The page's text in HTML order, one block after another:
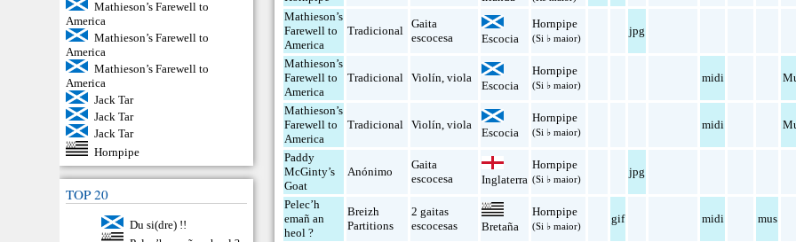
Mathieson’s Farewell to
America
Mathieson’s Farewell to
America
Mathieson’s Farewell to
America
Jack Tar
Jack Tar
Jack Tar
Hornpipe
TOP 20
Du si(dre) !!
Mathieson’s
Farewell to
America
Tradicional
Gaita
escocesa
Escocia
Hornpipe
(Si ♭ maior)
jpg
Mathieson’s
Farewell to
America
Tradicional Violín ,viola
Escocia
Hornpipe
(Si ♭ maior)
midi
Mathieson’s
Farewell to
America
Tradicional Violín ,viola
Escocia
Hornpipe
(Si ♭ maior)
midi
Paddy
McGinty’s
Goat
Anónimo
Gaita
escocesa
Inglaterra
Hornpipe
(Si ♭ maior)
jpg
Pelec’h
emañ an
heol ?
Breizh
Partitions
2 gaitas
escocesas
Bretaña
Hornpipe
(Si ♭ maior)
gif midi mus